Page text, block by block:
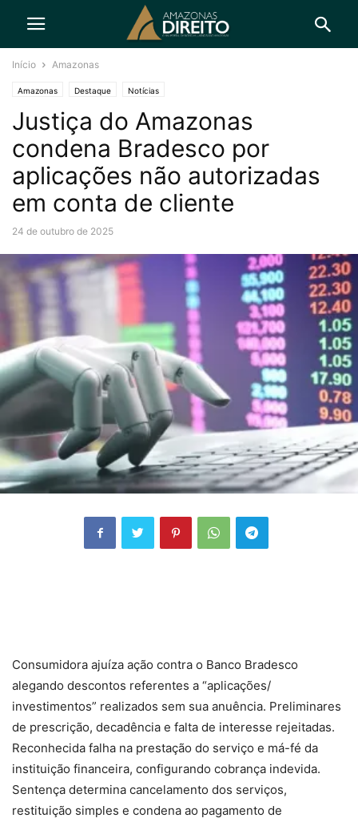
Início Amazonas
Amazonas Destaque Notícias
Justiça do Amazonas
condena Bradesco por
aplicações não autorizadas
em conta de cliente
24 de outubro de 2025
Consumidora ajuíza ação contra o Banco Bradesco
alegando descontos referentes a “aplicações/
investimentos” realizados sem sua anuência. Preliminares
de prescrição, decadência e falta de interesse rejeitadas.
Reconhecida falha na prestação do serviço e má-fé da
instituição financeira, configurando cobrança indevida.
Sentença determina cancelamento dos serviços,
restituição simples e condena ao pagamento de